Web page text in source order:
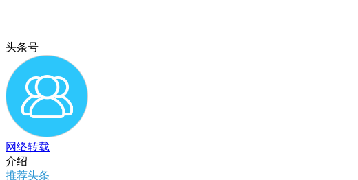
头条号
网络转载
介绍
推荐头条